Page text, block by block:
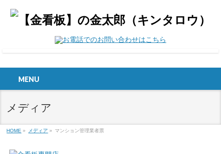
MENU
メディア
HOME » メディア » マンション管理業者票